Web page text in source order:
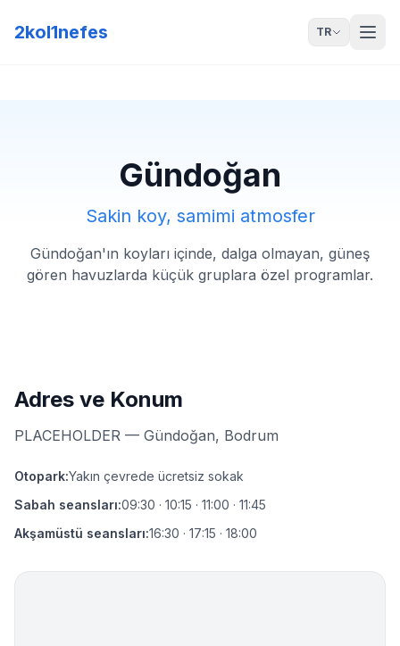
2kol1nefes TR
Gündoğan
Sakin koy, samimi atmosfer
Gündoğan'ın koyları içinde, dalga olmayan, güneş
gören havuzlarda küçük gruplara özel programlar.
Adres ve Konum
PLACEHOLDER — Gündoğan, Bodrum
Otopark:Yakın çevrede ücretsiz sokak
Sabah seansları:09:30 · 10:15 · 11:00 · 11:45
Akşamüstü seansları:16:30 · 17:15 · 18:00